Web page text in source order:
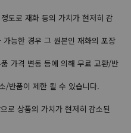
도로 재화 등의 가치가 현저히 감
능한 경우 그 원본인 재화의 포장
가격 변동 등에 의해 무료 교환/반
/반품이 제한 될 수 있습니다.
로 상품의 가치가 현저히 감소된